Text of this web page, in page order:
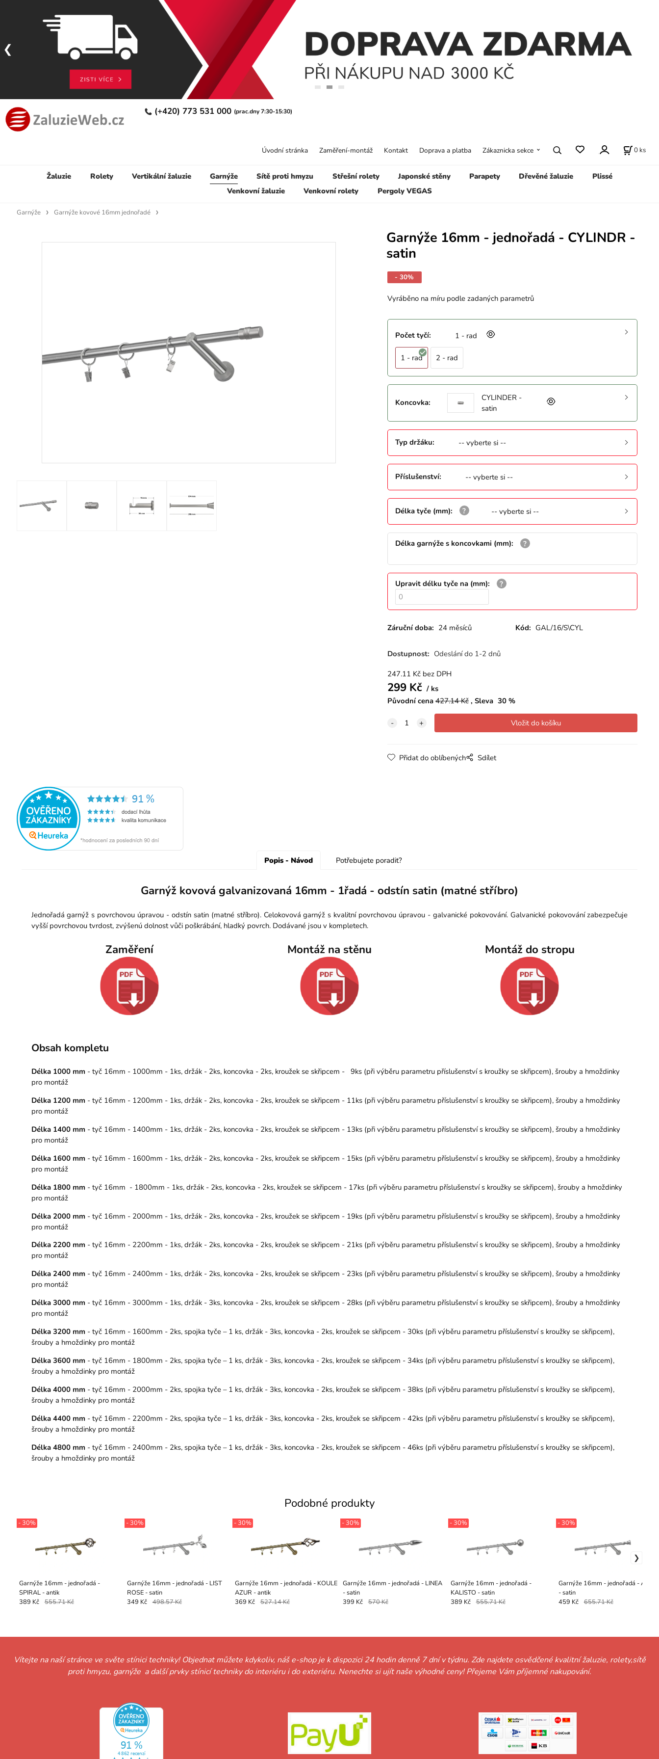
(+420) 773 531 000 (prac.dny 7:30-15:30)
Žaluzie Rolety Vertikální žaluzie Garnýže Sítě proti hmyzu Střešní rolety Japonské stěny Parapety Dřevěné žaluzie
Plissé
Venkovní žaluzie
Venkovní rolety Pergoly VEGAS
Úvodní stránka Zaměření-montáž Kontakt Doprava a platba Zákaznicka sekce 0 ks
Garnýže Garnýže kovové 16mm jednořadé
Garnýže 16mm - jednořadá - CYLINDR -
satin
- 30%
Vyráběno na míru podle zadaných parametrů
Počet tyčí: 1 - rad
1 - rad 2 - rad
Koncovka:
CYLINDER -
satin
Typ držáku: -- vyberte si --
Příslušenství: -- vyberte si --
Délka tyče (mm): -- vyberte si --
Délka garnýže s koncovkami (mm):
Upravit délku tyče na (mm):
Záruční doba: 24 měsíců Kód: GAL/16/S\CYL
Dostupnost: Odeslání do 1-2 dnů
247.11 Kč bez DPH
299Kč
ks
Původní cena 427.14Kč Sleva 30%
Přidat do oblíbených Sdílet
Popis - Návod Potřebujete poradit?
Garnýž kovová galvanizovaná 16mm - 1řadá - odstín satin (matné stříbro)
Jednořadá garnýž s povrchovou úpravou - odstín satin (matné stříbro). Celokovová garnýž s kvalitní povrchovou úpravou - galvanické pokovování. Galvanické pokovování zabezpečuje
vyšší povrchovou tvrdost, zvýšenú dolnost vůči poškrábání, hladký povrch. Dodávané jsou v kompletech.
Zaměření Montáž na stěnu Montáž do stropu
Obsah kompletu
Délka 1000 mm - tyč 16mm - 1000mm - 1ks, držák - 2ks, koncovka - 2ks, kroužek se skřipcem - 9ks (při výběru parametru příslušenství s kroužky se skřipcem), šrouby a hmoždinky
pro montáž
Délka 1200 mm - tyč 16mm - 1200mm - 1ks, držák - 2ks, koncovka - 2ks, kroužek se skřipcem - 11ks (při výběru parametru příslušenství s kroužky se skřipcem), šrouby a hmoždinky
pro montáž
Délka 1400 mm - tyč 16mm - 1400mm - 1ks, držák - 2ks, koncovka - 2ks, kroužek se skřipcem - 13ks (při výběru parametru příslušenství s kroužky se skřipcem), šrouby a hmoždinky
pro montáž
Délka 1600 mm - tyč 16mm - 1600mm - 1ks, držák - 2ks, koncovka - 2ks, kroužek se skřipcem - 15ks (při výběru parametru příslušenství s kroužky se skřipcem), šrouby a hmoždinky
pro montáž
Délka 1800 mm - tyč 16mm - 1800mm - 1ks, držák - 2ks, koncovka - 2ks, kroužek se skřipcem - 17ks (při výběru parametru příslušenství s kroužky se skřipcem), šrouby a hmoždinky
pro montáž
Délka 2000 mm - tyč 16mm - 2000mm - 1ks, držák - 2ks, koncovka - 2ks, kroužek se skřipcem - 19ks (při výběru parametru příslušenství s kroužky se skřipcem), šrouby a hmoždinky
pro montáž
Délka 2200 mm - tyč 16mm - 2200mm - 1ks, držák - 2ks, koncovka - 2ks, kroužek se skřipcem - 21ks (při výběru parametru příslušenství s kroužky se skřipcem), šrouby a hmoždinky
pro montáž
Délka 2400 mm - tyč 16mm - 2400mm - 1ks, držák - 2ks, koncovka - 2ks, kroužek se skřipcem - 23ks (při výběru parametru příslušenství s kroužky se skřipcem), šrouby a hmoždinky
pro montáž
Délka 3000 mm - tyč 16mm - 3000mm - 1ks, držák - 3ks, koncovka - 2ks, kroužek se skřipcem - 28ks (při výběru parametru příslušenství s kroužky se skřipcem), šrouby a hmoždinky
pro montáž
Délka 3200 mm - tyč 16mm - 1600mm - 2ks, spojka tyče – 1 ks, držák - 3ks, koncovka - 2ks, kroužek se skřipcem - 30ks (při výběru parametru příslušenství s kroužky se skřipcem),
šrouby a hmoždinky pro montáž
Délka 3600 mm - tyč 16mm - 1800mm - 2ks, spojka tyče – 1 ks, držák - 3ks, koncovka - 2ks, kroužek se skřipcem - 34ks (při výběru parametru příslušenství s kroužky se skřipcem),
šrouby a hmoždinky pro montáž
Délka 4000 mm - tyč 16mm - 2000mm - 2ks, spojka tyče – 1 ks, držák - 3ks, koncovka - 2ks, kroužek se skřipcem - 38ks (při výběru parametru příslušenství s kroužky se skřipcem),
šrouby a hmoždinky pro montáž
Délka 4400 mm - tyč 16mm - 2200mm - 2ks, spojka tyče – 1 ks, držák - 3ks, koncovka - 2ks, kroužek se skřipcem - 42ks (při výběru parametru příslušenství s kroužky se skřipcem),
šrouby a hmoždinky pro montáž
Délka 4800 mm - tyč 16mm - 2400mm - 2ks, spojka tyče – 1 ks, držák - 3ks, koncovka - 2ks, kroužek se skřipcem - 46ks (při výběru parametru příslušenství s kroužky se skřipcem),
šrouby a hmoždinky pro montáž
Podobné produkty
Garnýže 16mm - jednořadá -
SPIRAL - antik
- 30%
389 Kč 555.71 Kč
Garnýže 16mm - jednořadá - LIST
ROSE - satin
- 30%
349 Kč 498.57 Kč
Garnýže 16mm - jednořadá - KOULE
AZUR - antik
- 30%
369 Kč 527.14 Kč
Garnýže 16mm - jednořadá - LINEA
- satin
- 30%
399 Kč 570 Kč
Garnýže 16mm - jednořadá -
KALISTO - satin
- 30%
389 Kč 555.71 Kč
Garnýže 16mm - jednořadá - AFINA
- satin
- 30%
459 Kč 655.71 Kč
Vítejte na naší stránce ve světe stínici techniky! Objednat můžete kdykoliv, náš e-shop je k dispozici 24 hodin denně 7 dní v týdnu. Zde najdete osvědčené kvalitní žaluzie, rolety,sítě
proti hmyzu, garnýže a další prvky stínicí techniky do interiéru i do exteriéru. Nenechte si ujít naše výhodné ceny! Přejeme Vám příjemné nakupování.